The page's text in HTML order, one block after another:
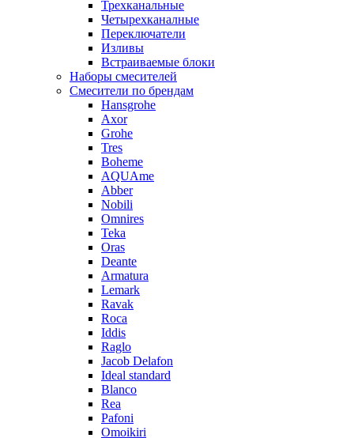
Трехканальные
Четырехканалные
Переключатели
Изливы
Встраиваемые блоки
Наборы смесителей
Смесители по брендам
Hansgrohe
Axor
Grohe
Tres
Boheme
AQUAme
Abber
Nobili
Omnires
Teka
Oras
Deante
Armatura
Lemark
Ravak
Roca
Iddis
Raglo
Jacob Delafon
Ideal standard
Blanco
Rea
Pafoni
Omoikiri